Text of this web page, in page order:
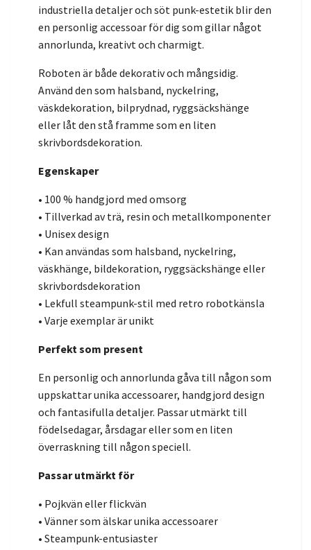
industriella detaljer och söt punk-estetik blir den
en personlig accessoar för dig som gillar något
annorlunda, kreativt och charmigt.
Roboten är både dekorativ och mångsidig.
Använd den som halsband, nyckelring,
väskdekoration, bilprydnad, ryggsäckshänge
eller låt den stå framme som en liten
skrivbordsdekoration.
Egenskaper
• 100 % handgjord med omsorg
• Tillverkad av trä, resin och metallkomponenter
• Unisex design
• Kan användas som halsband, nyckelring,
väskhänge, bildekoration, ryggsäckshänge eller
skrivbordsdekoration
• Lekfull steampunk-stil med retro robotkänsla
• Varje exemplar är unikt
Perfekt som present
En personlig och annorlunda gåva till någon som
uppskattar unika accessoarer, handgjord design
och fantasifulla detaljer. Passar utmärkt till
födelsedagar, årsdagar eller som en liten
överraskning till någon speciell.
Passar utmärkt för
• Pojkvän eller flickvän
• Vänner som älskar unika accessoarer
• Steampunk-entusiaster